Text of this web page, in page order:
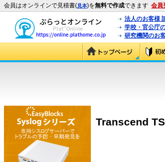
会員はオンラインで見積書(見本)を無料で作成できます 会員
法人のお客様
学校・官公庁
研究機関のお
Transcend